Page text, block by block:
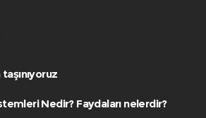
Nedir? Faydaları nelerdir?